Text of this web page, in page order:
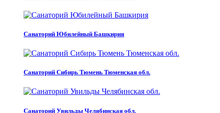
Санаторий Юбилейный Башкирия
Санаторий Сибирь Тюмень Тюменская обл.
Санаторий Увильды Челябинская обл.